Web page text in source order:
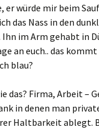
er würde mir beim
das Nass in den
im Arm gehabt in
an euch.. das
blau?
das? Firma, Arbeit –
in denen man
Haltbarkeit ablegt.